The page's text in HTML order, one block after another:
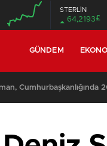
STERLİN
64,2193£
GÜNDEM
Cumhurbaşkanlığında